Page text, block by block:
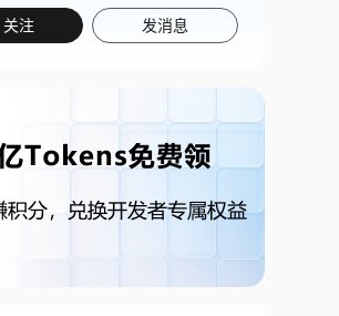
注 发消息